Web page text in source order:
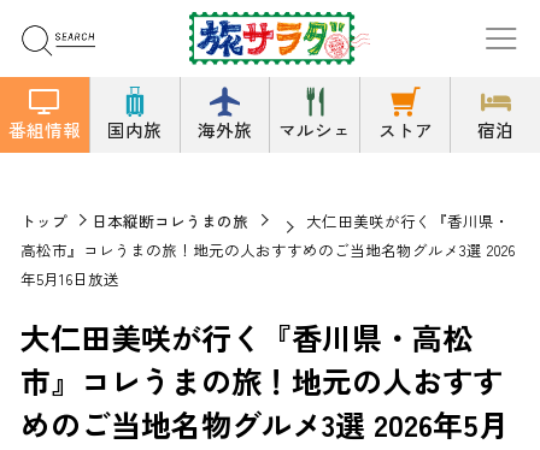
番組情報 国内旅 海外旅 マルシェ ストア 宿泊
トップ 日本縦断コレうまの旅
大仁田美咲が行く『香川県・
高松市』コレうまの旅！地元の人おすすめのご当地名物グルメ3選 2026
年5月16日放送
大仁田美咲が行く『香川県・高松
市』コレうまの旅！地元の人おすす
めのご当地名物グルメ3選 2026年5月